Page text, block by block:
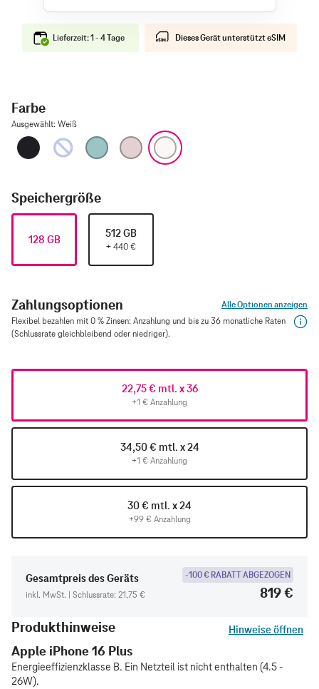
Lieferzeit: 1 - 4 Tage Dieses Gerät unterstützt eSIM
Farbe
Ausgewählt: Weiß
Schwarz UltramarinBlaugrünPink
Speichergröße
128 GB 512 GB
+ 440 €
Zahlungsoptionen
Alle Optionen anzeigen
Flexibel bezahlen mit 0 % Zinsen: Anzahlung und bis zu 36 monatliche Raten
(Schlussrate gleichbleibend oder niedriger).
22,75 € mtl. x 36
+1 € Anzahlung
34,50 € mtl. x 24
+1 € Anzahlung
30 € mtl. x 24
+99 € Anzahlung
Gesamtpreis des Geräts
inkl. MwSt. | Schlussrate: 21,75 €
-100 € RABATT ABGEZOGEN
819 €
Produkthinweise
Hinweise öffnen
Apple iPhone 16 Plus
Energieeffizienzklasse B. Ein Netzteil ist nicht enthalten (4.5 -
26W).